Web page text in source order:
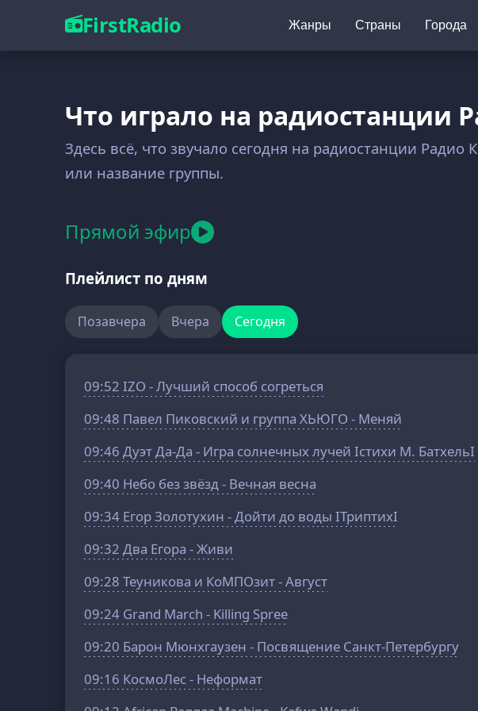
FirstRadio Жанры Страны Города
Что играло на радиостанции
Здесь всё, что звучало сегодня на радиостанции
или название группы.
Прямой эфир
Плейлист по дням
Позавчера Вчера Сегодня
09:52 IZO - Лучший способ согреться
09:48 Павел Пиковский и группа ХЬЮГО - Меняй
09:46 Дуэт Да-Да - Игра солнечных лучей Iстихи М. БатхельI
09:40 Небо без звёзд - Вечная весна
09:34 Егор Золотухин - Дойти до воды IТриптихI
09:32 Два Егора - Живи
09:28 Теуникова и КоМПОзит - Август
09:24 Grand March - Killing Spree
09:20 Барон Мюнхгаузен - Посвящение Санкт-Петербургу
09:16 КосмоЛес - Неформат